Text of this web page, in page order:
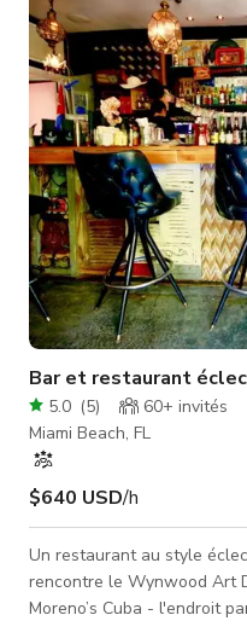
Bar et restaurant
5.0 (5) 60+ invités
Miami Beach, FL
$640 USD/h
Un restaurant au style
rencontre le Wynwood Art District de
Moreno’s Cuba - l'endroit